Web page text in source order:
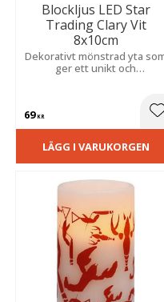
Blockljus LED Star
Trading Clary Vit
8x10cm
Dekorativt mönstrad yta
ger ett unikt och
automatiskt för en trygg
69KR
LÄGG I VARUKORGEN